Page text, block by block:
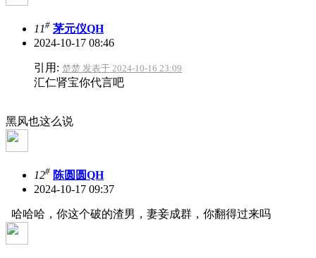
11# 茅元仪QH
2024-10-17 08:46
引用: 楚楚 发表于 2024-10-16 23:09
汇仁肾宝你代言吧
黑风也这么说
12# 陈圆圆QH
2024-10-17 09:37
哈哈哈，你这个破的渣男，妻妾成群，你翻得过来吗